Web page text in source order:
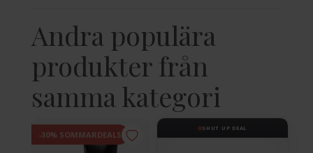
Andra populära
produkter från
samma kategori
-30% SOMMARDEALS
SHUT UP DEAL